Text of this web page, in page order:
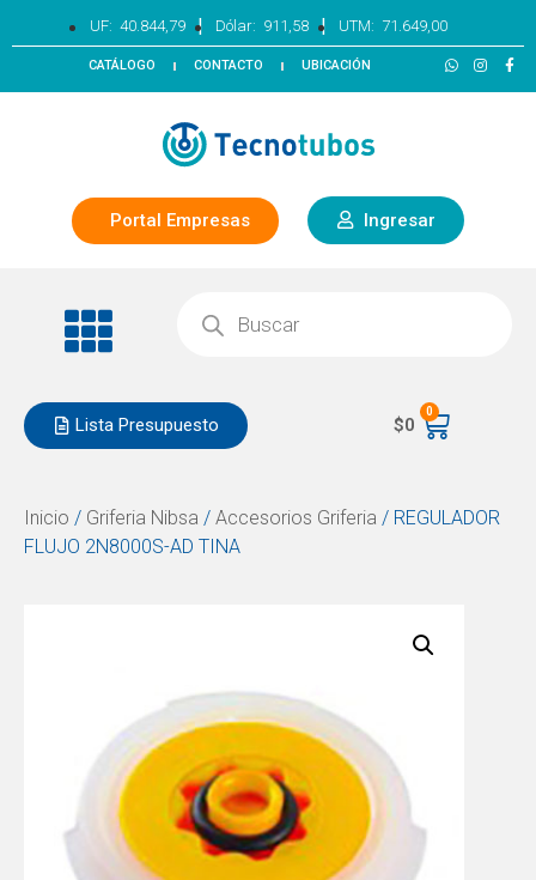
UF: 40.844,79 | Dólar: 911,58 | UTM: 71.649,00
CATÁLOGO CONTACTO UBICACIÓN
Portal Empresas Ingresar
Lista Presupuesto $0
0
Inicio / Griferia Nibsa / Accesorios Griferia / REGULADOR
FLUJO 2N8000S-AD TINA